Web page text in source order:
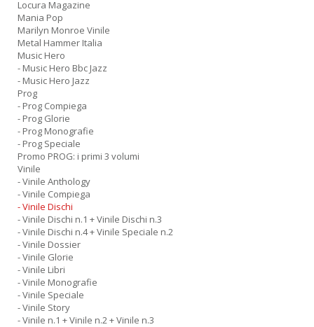
Locura Magazine
Mania Pop
Marilyn Monroe Vinile
Metal Hammer Italia
Music Hero
- Music Hero Bbc Jazz
- Music Hero Jazz
Prog
- Prog Compiega
- Prog Glorie
- Prog Monografie
- Prog Speciale
Promo PROG: i primi 3 volumi
Vinile
- Vinile Anthology
- Vinile Compiega
- Vinile Dischi
- Vinile Dischi n.1 + Vinile Dischi n.3
- Vinile Dischi n.4 + Vinile Speciale n.2
- Vinile Dossier
- Vinile Glorie
- Vinile Libri
- Vinile Monografie
- Vinile Speciale
- Vinile Story
- Vinile n.1 + Vinile n.2 + Vinile n.3